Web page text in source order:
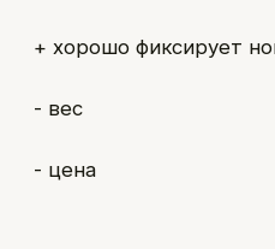
+ хорошо фиксирует
- вес
- цена